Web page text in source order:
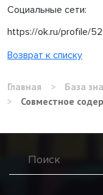
Социальные сети:
https://ok.ru/profile/
Возврат к списку
Главная > База
>
Совместное